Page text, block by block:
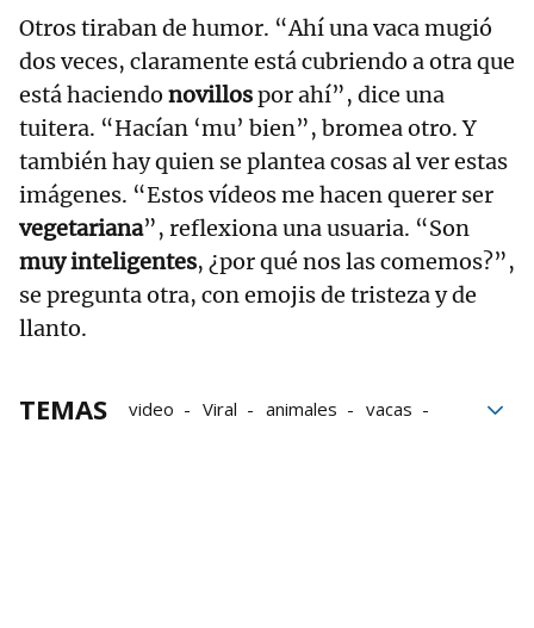
Otros tiraban de humor. “Ahí una vaca mugió
dos veces, claramente está cubriendo a otra que
está haciendo novillospor ahí”, dice una
tuitera. “Hacían ‘mu’ bien”, bromea otro. Y
también hay quien se plantea cosas al ver estas
imágenes. “Estos vídeos me hacen querer ser
vegetariana”, reflexiona una usuaria. “Son
muy inteligentes, ¿por qué nos las comemos?”,
se pregunta otra, con emojis de tristeza y de
llanto.
TEMAS video Viral animales
vacas